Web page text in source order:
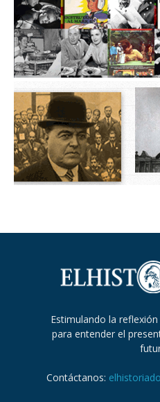
Estimulando la
para entender el
Contáctanos: